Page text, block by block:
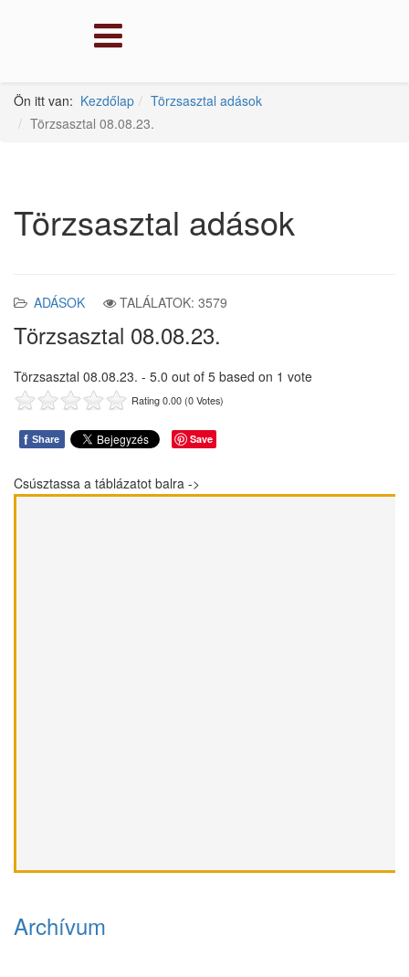
Ön itt van: Kezdőlap
Törzsasztal adások
Törzsasztal 08.08.23.
Törzsasztal adások
ADÁSOK TALÁLATOK: 3579
Törzsasztal 08.08.23.
Törzsasztal 08.08.23. - 5.0 out of 5 based on 1 vote
Rating 0.00 (0 Votes)
f Share Save
Csúsztassa a táblázatot balra ->
Archívum